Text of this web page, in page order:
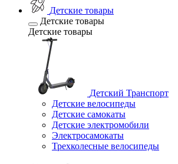
Детские товары
Детские товары
Детские товары
Детский Транспорт
Детские велосипеды
Детские самокаты
Детские электромобили
Электросамокаты
Трехколесные велосипеды